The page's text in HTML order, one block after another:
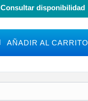
Consultar disponibilidad
AÑADIR AL CARRITO